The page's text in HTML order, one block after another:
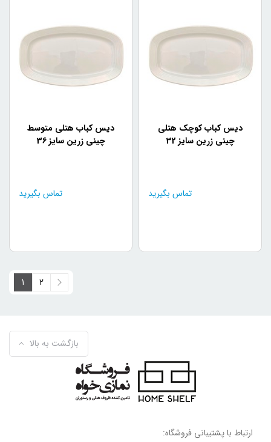
دیس کباب کوچک هتلی
چینی زرین سایز 32
تماس بگیرید
دیس کباب هتلی متوسط
چینی زرین سایز 36
تماس بگیرید
1
2
بازگشت به بالا
ارتباط با پشتیبانی فروشگاه: